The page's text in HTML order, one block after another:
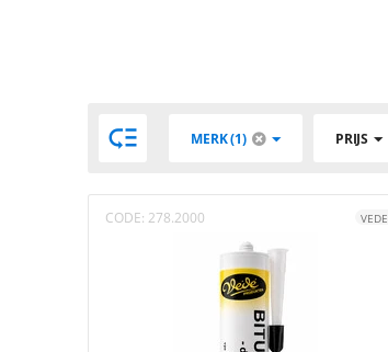
 MERK (1) PRIJS
CODE: 278.2000 VEDE